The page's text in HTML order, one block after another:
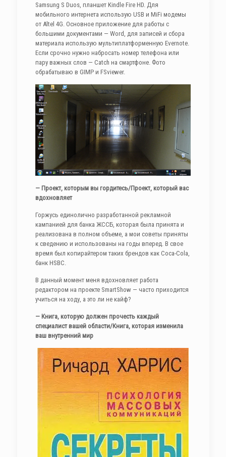
Samsung S Duos, планшет Kindle Fire HD. Для
мобильного интернета использую USB и MiFi модемы
от Altel 4G. Основное приложение для работы с
большими документами — Word, для записей и сбора
материала использую мультиплатформенную Evernote.
Если срочно нужно набросать номер телефона или
пару важных слов — Catch на смартфоне. Фото
обрабатываю в GIMP и FSviewer.
— Проект, которым вы гордитесь/Проект, который вас
вдохновляет
Горжусь единолично разработанной рекламной
кампанией для банка ЖССБ, которая была принята и
реализована в полном объеме, а мои советы приняты
к сведению и использованы на годы вперед. В свое
время был копирайтером таких брендов как Coca-Cola,
банк HSBC.
В данный момент меня вдохновляет работа
редактором на проекте SmartShow — часто приходится
учиться на ходу, а это ли не кайф?
— Книга, которую должен прочесть каждый
специалист вашей области/Книга, которая изменила
ваш внутренний мир